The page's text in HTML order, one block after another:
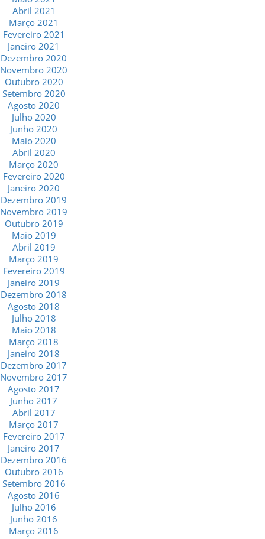
Abril 2021
Março 2021
Fevereiro 2021
Janeiro 2021
Dezembro 2020
Novembro 2020
Outubro 2020
Setembro 2020
Agosto 2020
Julho 2020
Junho 2020
Maio 2020
Abril 2020
Março 2020
Fevereiro 2020
Janeiro 2020
Dezembro 2019
Novembro 2019
Outubro 2019
Maio 2019
Abril 2019
Março 2019
Fevereiro 2019
Janeiro 2019
Dezembro 2018
Agosto 2018
Julho 2018
Maio 2018
Março 2018
Janeiro 2018
Dezembro 2017
Novembro 2017
Agosto 2017
Junho 2017
Abril 2017
Março 2017
Fevereiro 2017
Janeiro 2017
Dezembro 2016
Outubro 2016
Setembro 2016
Agosto 2016
Julho 2016
Junho 2016
Março 2016